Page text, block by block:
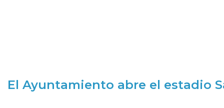
El Ayuntamiento abre el estadio